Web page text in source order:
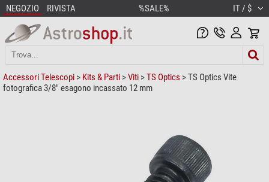
NEGOZIO RIVISTA %SALE% IT / $
Accessori Telescopi > Kits & Parti >Viti >TS Optics > TS Optics Vite
fotografica 3/8" esagono incassato 12 mm